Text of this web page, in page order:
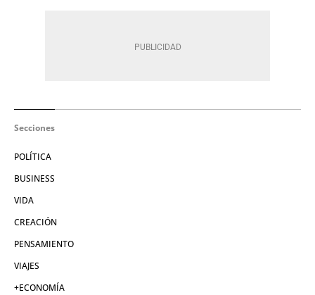
Secciones
POLÍTICA
BUSINESS
VIDA
CREACIÓN
PENSAMIENTO
VIAJES
+ECONOMÍA